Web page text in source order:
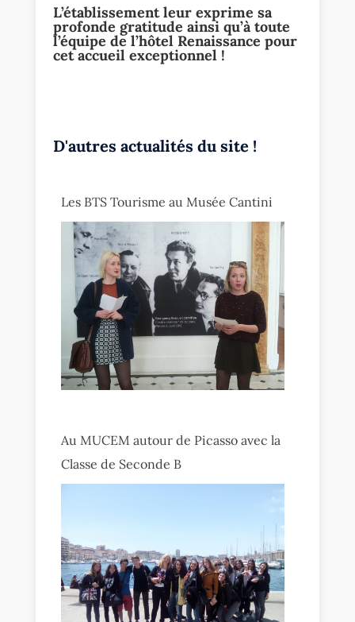
L’établissement leur exprime sa
profonde gratitude ainsi qu’à toute
l’équipe de l’hôtel Renaissance pour
cet accueil exceptionnel !
D'autres actualités du site !
Les BTS Tourisme au Musée Cantini
Au MUCEM autour de Picasso avec la
Classe de Seconde B